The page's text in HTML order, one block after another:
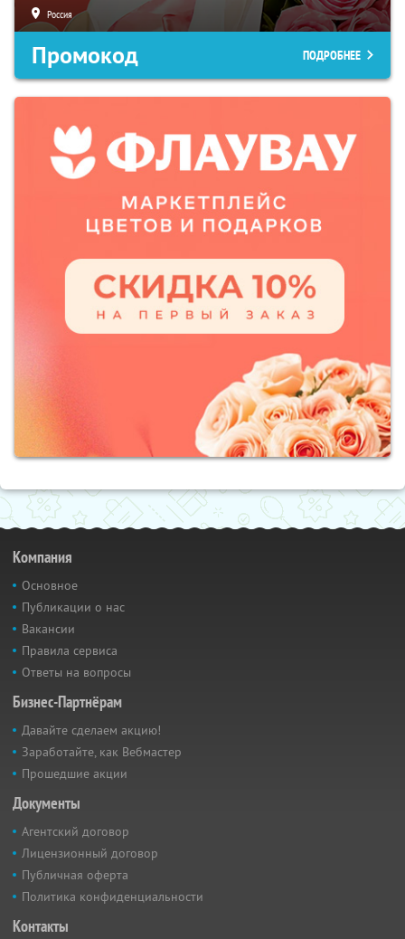
Россия
Промокод ПОДРОБНЕЕ
Компания
Основное
Публикации о нас
Вакансии
Правила сервиса
Ответы на вопросы
Бизнес-Партнёрам
Давайте сделаем акцию!
Заработайте, как Вебмастер
Прошедшие акции
Документы
Агентский договор
Лицензионный договор
Публичная оферта
Политика конфиденциальности
Контакты